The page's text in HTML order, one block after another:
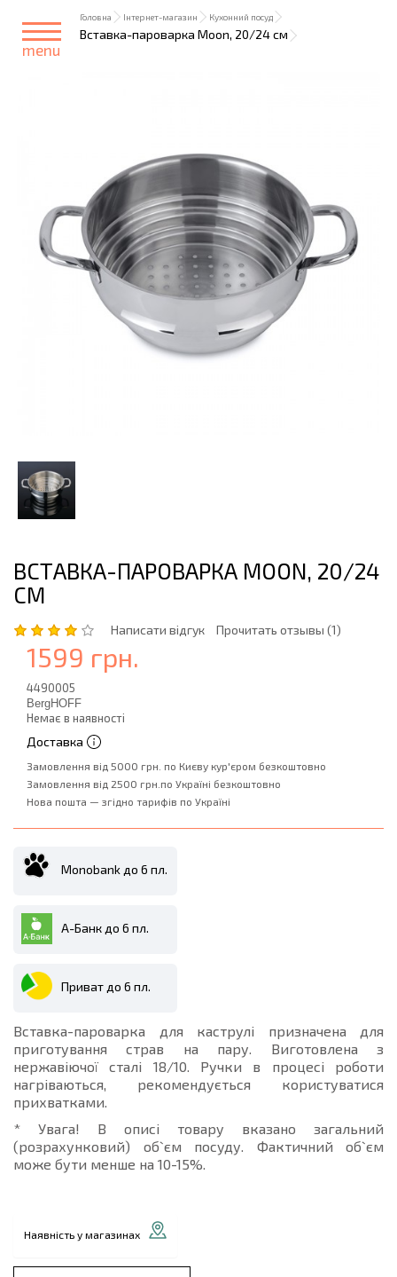
menu
Головна Інтернет-магазин Кухонний посуд
Вставка-пароварка Moon, 20/24 см
ВСТАВКА-ПАРОВАРКА MOON, 20/24
СМ
Написати відгук Прочитать отзывы (1)
1599 грн.
4490005
BergHOFF
Немає в наявності
Доставка
Замовлення від 5000 грн. по Києву кур'єром безкоштовно
Замовлення від 2500 грн.по Україні безкоштовно
Нова пошта — згідно тарифів по Україні
Monobank до 6 пл.
А-Банк до 6 пл.
Приват до 6 пл.
Вставка-пароварка для каструлі призначена для
приготування страв на пару. Виготовлена з
нержавіючої сталі 18/10. Ручки в процесі роботи
нагріваються, рекомендується користуватися
прихватками.
* Увага! В описі товару вказано загальний
(розрахунковий) об`єм посуду. Фактичний об`єм
може бути менше на 10-15%.
Наявність у магазинах